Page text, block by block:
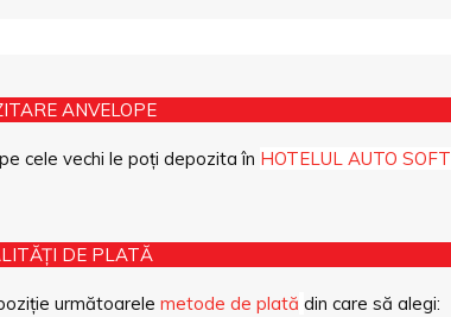
ANVELOPE
cele vechi le poți depozita în HOTELUL AUTO SOFT
DE PLATĂ
următoarele metode de plată din care să alegi: